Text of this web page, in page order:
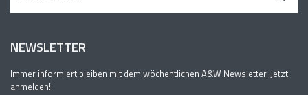
NEWSLETTER
Immer informiert bleiben mit dem wöchentlichen A&W Newsletter. Jetzt
anmelden!